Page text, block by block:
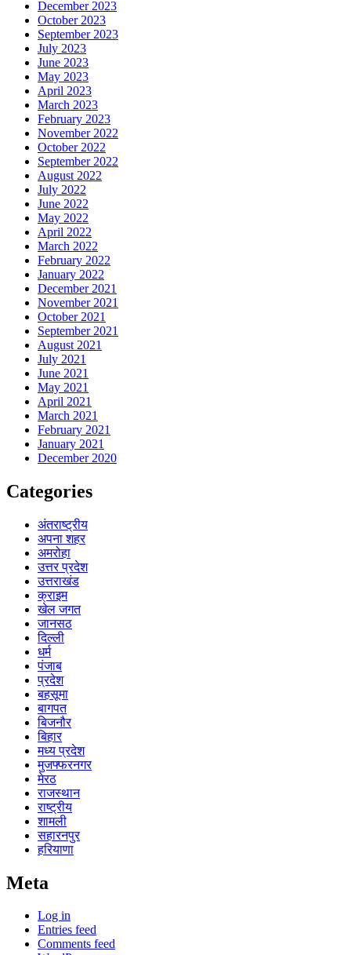
December 2023
October 2023
September 2023
July 2023
June 2023
May 2023
April 2023
March 2023
February 2023
November 2022
October 2022
September 2022
August 2022
July 2022
June 2022
May 2022
April 2022
March 2022
February 2022
January 2022
December 2021
November 2021
October 2021
September 2021
August 2021
July 2021
June 2021
May 2021
April 2021
March 2021
February 2021
January 2021
December 2020
Categories
अंतराष्ट्रीय
अपना शहर
अमरोहा
उत्तर प्रदेश
उत्तराखंड
क्राइम
खेल जगत
जानसठ
दिल्ली
धर्म
पंजाब
प्रदेश
बहसूमा
बागपत
बिजनौर
बिहार
मध्य प्रदेश
मुजफ्फरनगर
मेरठ
राजस्थान
राष्ट्रीय
शामली
सहारनपुर
हरियाणा
Meta
Log in
Entries feed
Comments feed